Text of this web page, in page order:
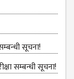
सूचना!
सम्बन्‍धी सूचना!